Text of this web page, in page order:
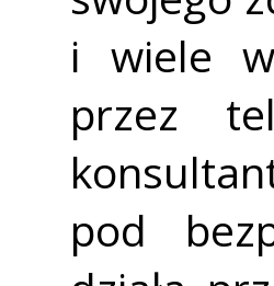
i wiele
przez
pod